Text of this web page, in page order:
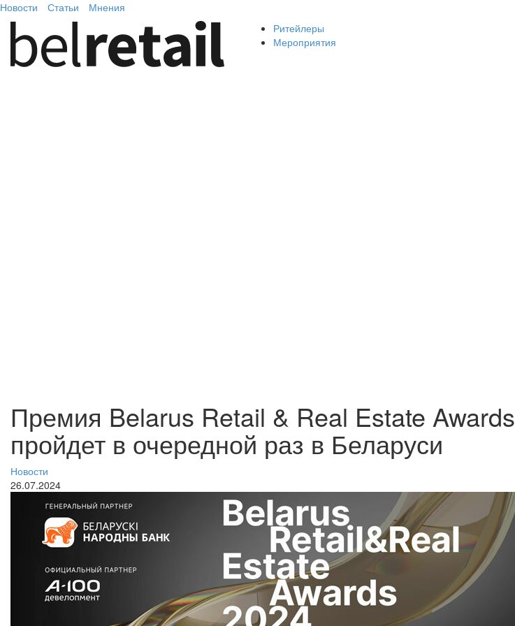
Новости Статьи Мнения
Ритейлеры
Мероприятия
Премия Belarus Retail & Real Estate Awards
пройдет в очередной раз в Беларуси
Новости
26.07.2024